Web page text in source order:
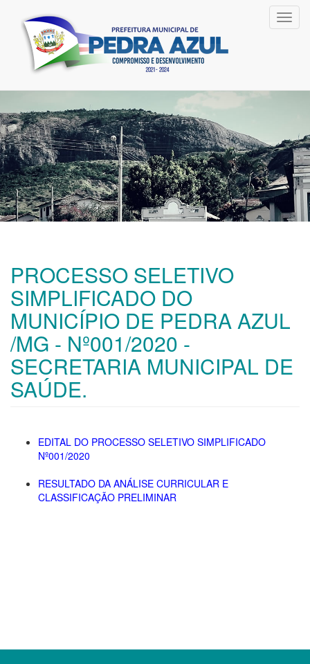
PROCESSO SELETIVO
SIMPLIFICADO DO
MUNICÍPIO DE PEDRA AZUL
/MG - Nº001/2020 -
SECRETARIA MUNICIPAL DE
SAÚDE.
EDITAL DO PROCESSO SELETIVO SIMPLIFICADO
Nº001/2020
RESULTADO DA ANÁLISE CURRICULAR E
CLASSIFICAÇÃO PRELIMINAR